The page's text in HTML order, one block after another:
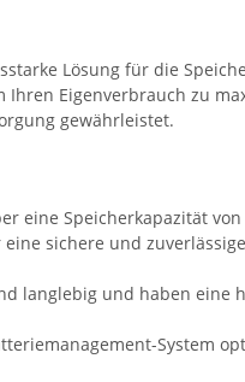
Lösung für die
Eigenverbrauch zu
gewährleistet.
eine Speicherkapazität
sichere und
langlebig und haben
System